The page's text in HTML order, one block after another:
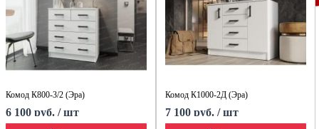
Комод К800-3/2 (Эра)
6 100 руб. / шт
Комод К1000-2Д (Эра)
7 100 руб. / шт